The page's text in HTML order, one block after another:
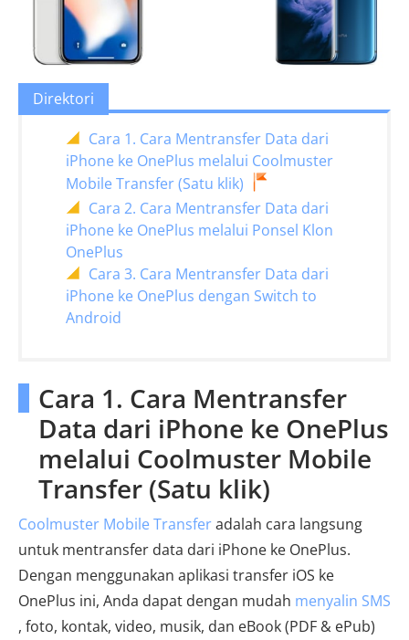
Direktori
Cara 1. Cara Mentransfer Data dari
iPhone ke OnePlus melalui Coolmuster
Mobile Transfer (Satu klik)
Cara 2. Cara Mentransfer Data dari
iPhone ke OnePlus melalui Ponsel Klon
OnePlus
Cara 3. Cara Mentransfer Data dari
iPhone ke OnePlus dengan Switch to
Android
Cara 1. Cara Mentransfer
Data dari iPhone ke OnePlus
melalui Coolmuster Mobile
Transfer (Satu klik)
Coolmuster Mobile Transferadalah cara langsung
untuk mentransfer data dari iPhone ke OnePlus.
Dengan menggunakan aplikasi transfer iOS ke
OnePlus ini, Anda dapat dengan mudah menyalin SMS
, foto, kontak, video, musik, dan eBook (PDF & ePub)